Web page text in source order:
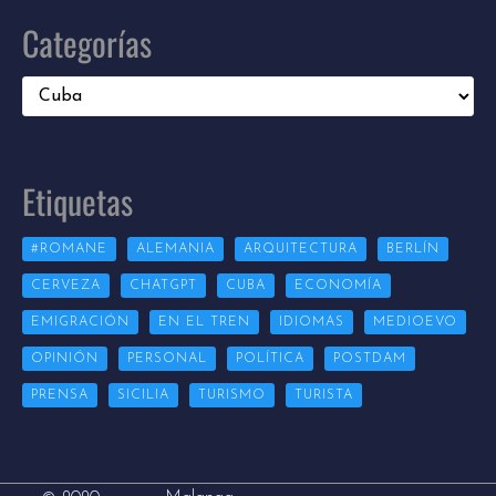
Categorías
Categorías
Etiquetas
#ROMANE ALEMANIA ARQUITECTURA BERLÍN
CERVEZA CHATGPT CUBA ECONOMÍA
EMIGRACIÓN EN EL TREN IDIOMAS MEDIOEVO
OPINIÓN PERSONAL POLÍTICA POSTDAM
PRENSA SICILIA TURISMO TURISTA